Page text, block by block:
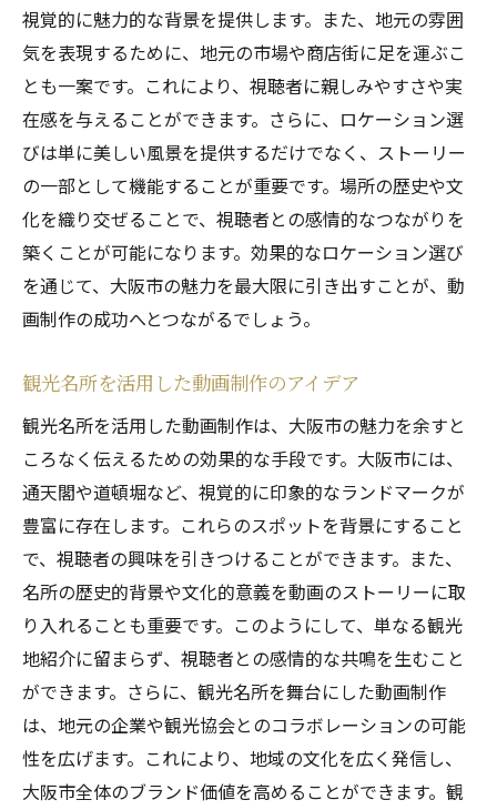
視覚的に魅力的な背景を提供します。また、地元の雰囲
気を表現するために、地元の市場や商店街に足を運ぶこ
とも一案です。これにより、視聴者に親しみやすさや実
在感を与えることができます。さらに、ロケーション選
びは単に美しい風景を提供するだけでなく、ストーリー
の一部として機能することが重要です。場所の歴史や文
化を織り交ぜることで、視聴者との感情的なつながりを
築くことが可能になります。効果的なロケーション選び
を通じて、大阪市の魅力を最大限に引き出すことが、動
画制作の成功へとつながるでしょう。
観光名所を活用した動画制作のアイデア
観光名所を活用した動画制作は、大阪市の魅力を余すと
ころなく伝えるための効果的な手段です。大阪市には、
通天閣や道頓堀など、視覚的に印象的なランドマークが
豊富に存在します。これらのスポットを背景にすること
で、視聴者の興味を引きつけることができます。また、
名所の歴史的背景や文化的意義を動画のストーリーに取
り入れることも重要です。このようにして、単なる観光
地紹介に留まらず、視聴者との感情的な共鳴を生むこと
ができます。さらに、観光名所を舞台にした動画制作
は、地元の企業や観光協会とのコラボレーションの可能
性を広げます。これにより、地域の文化を広く発信し、
大阪市全体のブランド価値を高めることができます。観